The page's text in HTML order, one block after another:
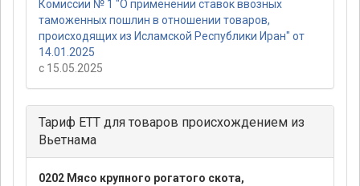
Комиссии № 1 "О применении ставок ввозных
таможенных пошлин в отношении товаров,
происходящих из Исламской Республики Иран" от
14.01.2025
с 15.05.2025
Тариф ЕТТ для товаров происхождением из
Вьетнама
0202 Мясо крупного рогатого скота,